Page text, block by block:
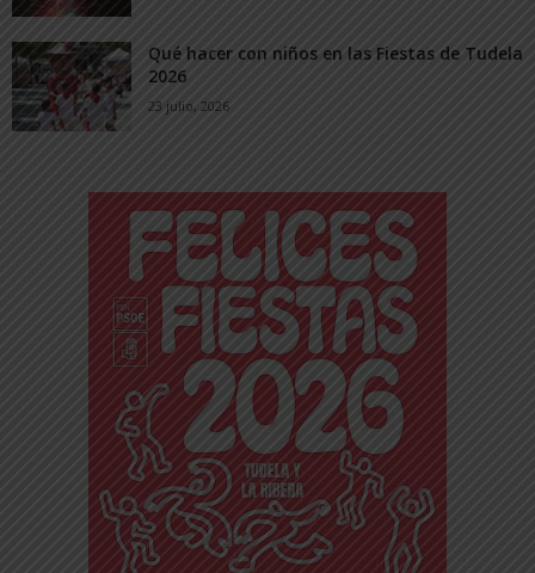
Qué hacer con niños en las Fiestas de Tudela
2026
23 julio, 2026